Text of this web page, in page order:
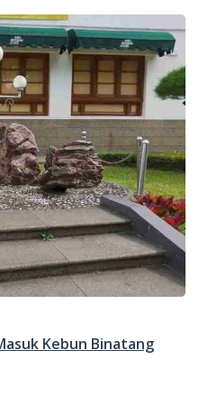
Kebun Binatang